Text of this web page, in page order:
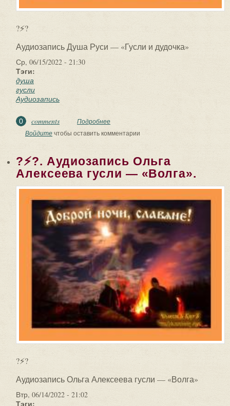
?⚡?
Аудиозапись Душа Руси — «Гусли и дудочка»
Ср, 06/15/2022 - 21:30
Тэги:
душа
гусли
Аудиозапись
0 comments Подробнее
и дудочка».
Войдитечтобы оставить комментарии
?⚡?. Аудиозапись Ольга
Алексеева гусли — «Волга».
?⚡?
Аудиозапись Ольга Алексеева гусли — «Волга»
Втр, 06/14/2022 - 21:02